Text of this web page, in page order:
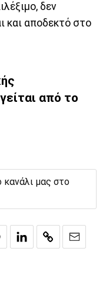
δεν
και αποδεκτό στο
από το
μας στο